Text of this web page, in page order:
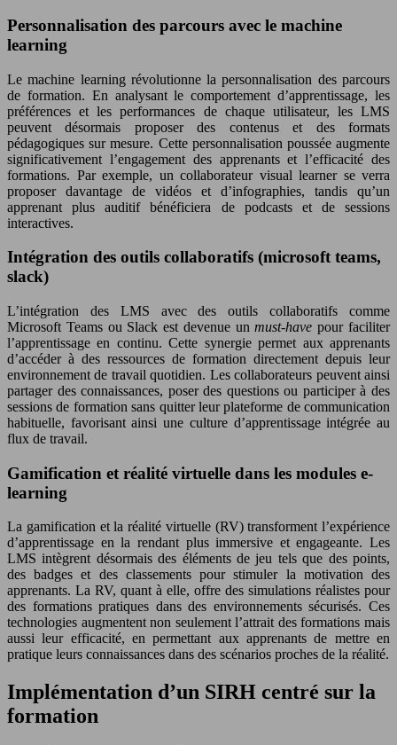
Personnalisation des parcours avec le machine
learning
Le machine learning révolutionne la personnalisation des parcours
de formation. En analysant le comportement d’apprentissage, les
préférences et les performances de chaque utilisateur, les LMS
peuvent désormais proposer des contenus et des formats
pédagogiques sur mesure. Cette personnalisation poussée augmente
significativement l’engagement des apprenants et l’efficacité des
formations. Par exemple, un collaborateur visual learner se verra
proposer davantage de vidéos et d’infographies, tandis qu’un
apprenant plus auditif bénéficiera de podcasts et de sessions
interactives.
Intégration des outils collaboratifs (microsoft teams,
slack)
L’intégration des LMS avec des outils collaboratifs comme
Microsoft Teams ou Slack est devenue unmust-havepour faciliter
l’apprentissage en continu. Cette synergie permet aux apprenants
d’accéder à des ressources de formation directement depuis leur
environnement de travail quotidien. Les collaborateurs peuvent ainsi
partager des connaissances, poser des questions ou participer à des
sessions de formation sans quitter leur plateforme de communication
habituelle, favorisant ainsi une culture d’apprentissage intégrée au
flux de travail.
Gamification et réalité virtuelle dans les modules e-
learning
La gamification et la réalité virtuelle (RV) transforment l’expérience
d’apprentissage en la rendant plus immersive et engageante. Les
LMS intègrent désormais des éléments de jeu tels que des points,
des badges et des classements pour stimuler la motivation des
apprenants. La RV, quant à elle, offre des simulations réalistes pour
des formations pratiques dans des environnements sécurisés. Ces
technologies augmentent non seulement l’attrait des formations mais
aussi leur efficacité, en permettant aux apprenants de mettre en
pratique leurs connaissances dans des scénarios proches de la réalité.
Implémentation d’un SIRH centré sur la
formation